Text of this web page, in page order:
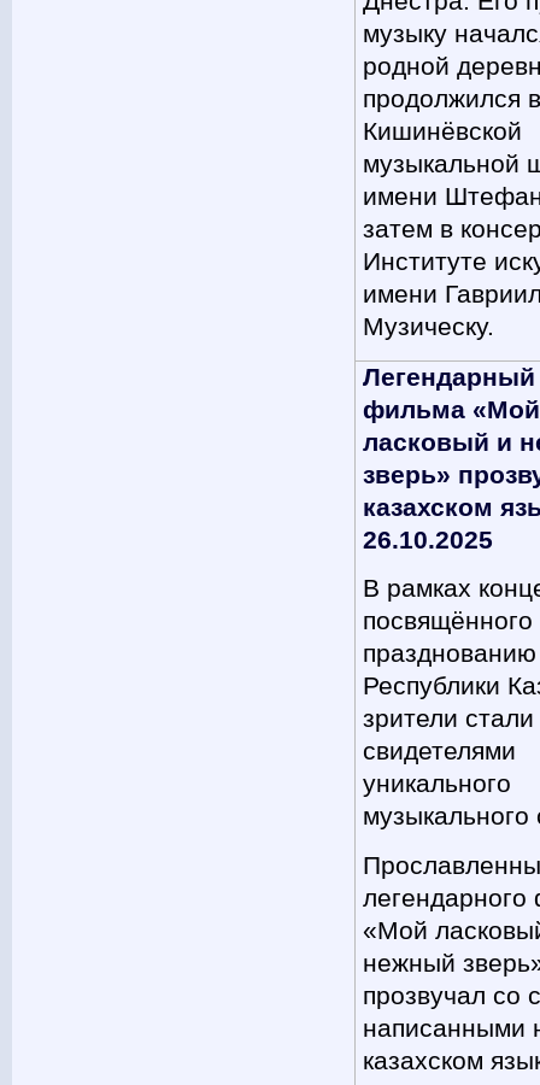
музыку
родной
продолжился
Кишинёвской
музыкальной
имени
затем в
Институте
имени
Музическу.
Легендарный
фильма «Мой
ласковый и
зверь»
казахском
26.10.2025
В рамках
посвящённого
Республики
зрители стали
свидетелями
уникального
музыкального
«Мой
нежный
прозвучал со
написанными
казахском